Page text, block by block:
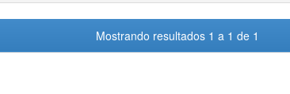
Mostrando resultados 1 a 1 de 1